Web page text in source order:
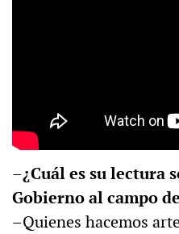
–¿Cuál es su lectura
Gobierno al campo
–Quienes hacemos